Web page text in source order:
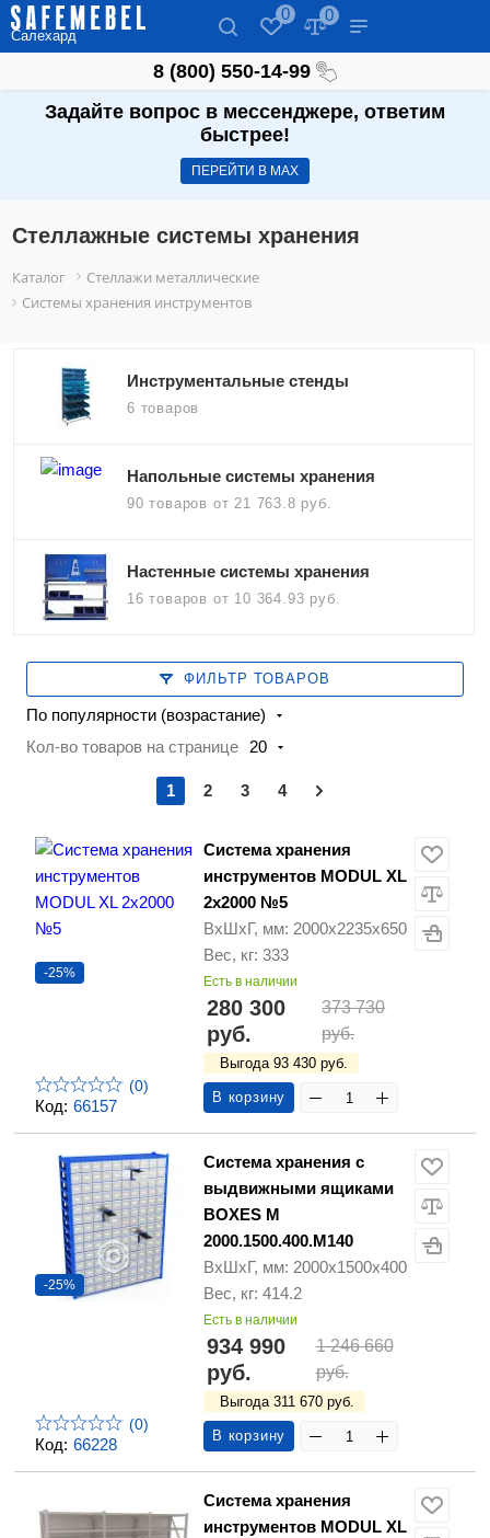
Салехард
0 0
8 (800) 550-14-99
Задайте вопрос в мессенджере, ответим
быстрее!
ПЕРЕЙТИ В МАХ
Стеллажные системы хранения
Каталог
Стеллажи металлические
Системы хранения инструментов
Инструментальные стенды
6 товаров
Напольные системы хранения
90 товаров от 21 763.8 руб.
Настенные системы хранения
16 товаров от 10 364.93 руб.
ФИЛЬТР ТОВАРОВ
По популярности (возрастание)
Кол-во товаров на странице
20
1 2 3 4
Код: 66157
-25%
(0)
Система хранения
инструментов MODUL XL
2x2000 №5
ВхШхГ, мм: 2000х2235х650
Вес, кг: 333
Есть в наличии
280 300
руб.
373 730
руб.
Выгода 93 430 руб.
В корзину
Код: 66228
-25%
(0)
Система хранения с
выдвижными ящиками
BOXES M
2000.1500.400.M140
ВхШхГ, мм: 2000x1500x400
Вес, кг: 414.2
Есть в наличии
934 990
руб.
1 246 660
руб.
Выгода 311 670 руб.
В корзину
Система хранения
инструментов MODUL XL